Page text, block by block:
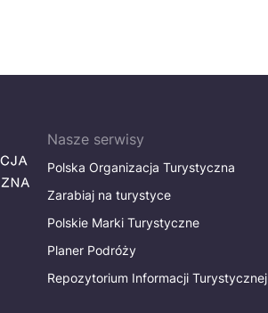
Nasze serwisy
Polska Organizacja Turystyczna
Zarabiaj na turystyce
Polskie Marki Turystyczne
Planer Podróży
Repozytorium Informacji Turystycznej